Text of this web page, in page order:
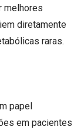
melhores
diretamente
raras.
papel
em pacientes